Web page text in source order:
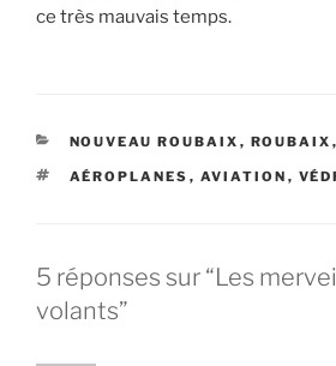
ce très mauvais temps.
CATÉGORIES
NOUVEAU ROUBAIX , ROUBAIX ,
ÉTIQUETTES
AÉROPLANES , AVIATION ,
5 réponses sur “Les
volants”